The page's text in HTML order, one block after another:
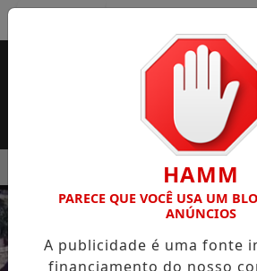
ROSSI SERÁ
EM ALTA
HAMM
PARECE QUE VOCÊ USA UM
ANÚNCIOS
A publicidade é uma fonte
financiamento do nosso